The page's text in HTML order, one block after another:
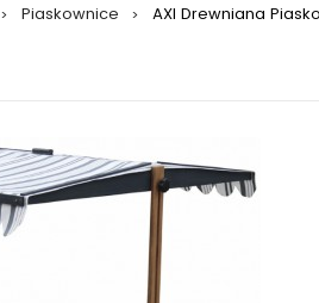
> Piaskownice > AXI Drewniana